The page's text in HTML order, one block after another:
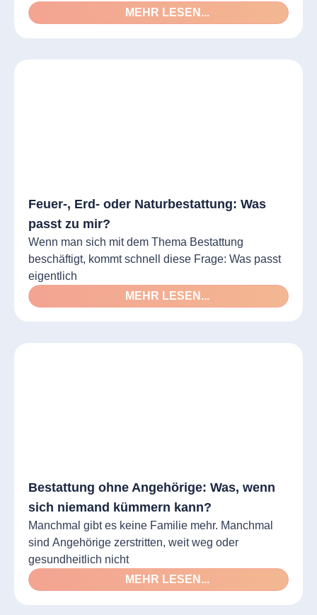
MEHR LESEN...
Feuer-, Erd- oder Naturbestattung: Was
passt zu mir?
Wenn man sich mit dem Thema Bestattung
beschäftigt, kommt schnell diese Frage: Was passt
eigentlich
MEHR LESEN...
Bestattung ohne Angehörige: Was, wenn
sich niemand kümmern kann?
Manchmal gibt es keine Familie mehr. Manchmal
sind Angehörige zerstritten, weit weg oder
gesundheitlich nicht
MEHR LESEN...